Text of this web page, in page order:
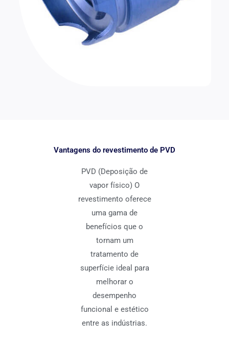
Vantagens do revestimento de PVD
PVD (Deposição de
vapor físico) O
revestimento oferece
uma gama de
benefícios que o
tornam um
tratamento de
superfície ideal para
melhorar o
desempenho
funcional e estético
entre as indústrias.